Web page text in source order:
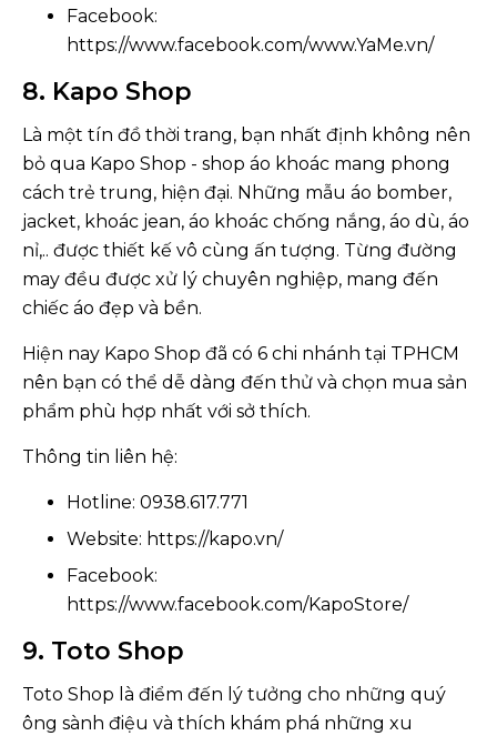
Facebook:
https://www.facebook.com/www.YaMe.vn/
8. Kapo Shop
Là một tín đồ thời trang, bạn nhất định không nên
bỏ qua Kapo Shop - shop áo khoác mang phong
cách trẻ trung, hiện đại. Những mẫu áo bomber,
jacket, khoác jean, áo khoác chống nắng, áo dù, áo
nỉ,.. được thiết kế vô cùng ấn tượng. Từng đường
may đều được xử lý chuyên nghiệp, mang đến
chiếc áo đẹp và bền.
Hiện nay Kapo Shop đã có 6 chi nhánh tại TPHCM
nên bạn có thể dễ dàng đến thử và chọn mua sản
phẩm phù hợp nhất với sở thích.
Thông tin liên hệ:
Hotline: 0938.617.771
Website: https://kapo.vn/
Facebook:
https://www.facebook.com/KapoStore/
9. Toto Shop
Toto Shop là điểm đến lý tưởng cho những quý
ông sành điệu và thích khám phá những xu